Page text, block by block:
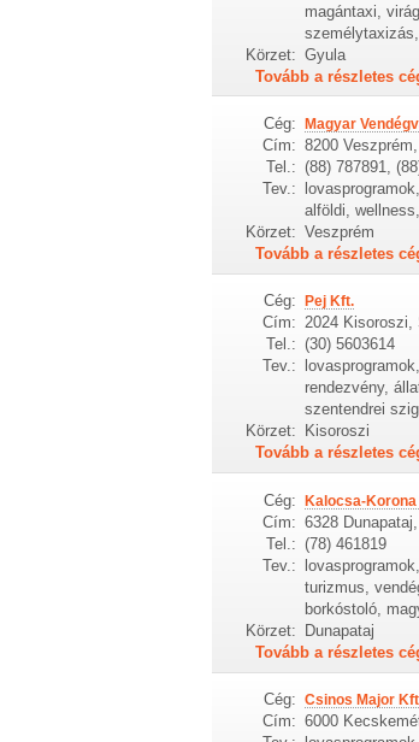
magántaxi,
Körzet: Gyula
Tovább a részletes
Cég: Magyar
Cím: 8200
Tel.: (88) 787891,
Tev.:
alföldi,
Körzet: Veszprém
Tovább a részletes
Cég: Pej Kft.
Cím: 2024 Kisoroszi,
Tel.: (30) 5603614
Tev.:
rendezvény,
szentendrei
Körzet:
Kisoroszi
Tovább a részletes
Cég: Kalocsa-Korona
Cím: 6328
Tel.: (78) 461819
Tev.:
turizmus,
borkóstoló,
Körzet: Dunapataj
Tovább a részletes
Cég: Csinos Major
Cím: 6000